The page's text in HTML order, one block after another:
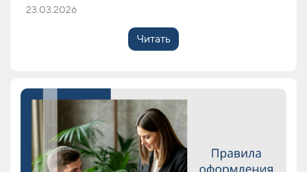
23.03.2026
Читать